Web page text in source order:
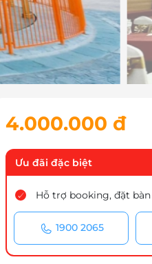
4.000.000 đ
Ưu đãi đặc biệt
Hỗ trợ booking, đặt bàn
1900 2065